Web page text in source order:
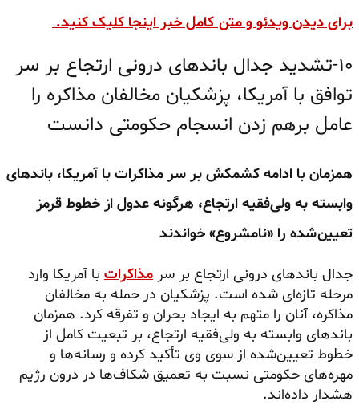
برای دیدن ویدئو و متن کامل خبر اینجا کلیک کنید.
۱۰-تشدید جدال باندهای درونی ارتجاع بر سر
توافق با آمریکا، پزشکیان مخالفان مذاکره را
عامل برهم زدن انسجام حکومتی دانست
همزمان با ادامه کشمکش بر سر مذاکرات با آمریکا، باندهای
وابسته به ولی‌فقیه ارتجاع، هرگونه عدول از خطوط قرمز
تعیین‌شده را «نامشروع» خواندند
جدال باندهای درونی ارتجاع بر سر مذاکرات با آمریکا وارد
مرحله تازه‌ای شده است. پزشکیان در حمله به مخالفان
مذاکره، آنان را متهم به ایجاد بحران و تفرقه کرد. همزمان
باندهای وابسته به ولی‌فقیه ارتجاع، بر تبعیت کامل از
خطوط تعیین‌شده از سوی وی تأکید کرده و رسانه‌ها و
مهره‌های حکومتی نسبت به تعمیق شکاف‌ها در درون رژیم
هشدار داده‌اند.